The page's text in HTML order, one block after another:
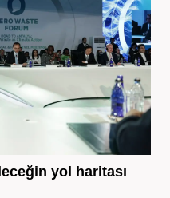
yol haritası